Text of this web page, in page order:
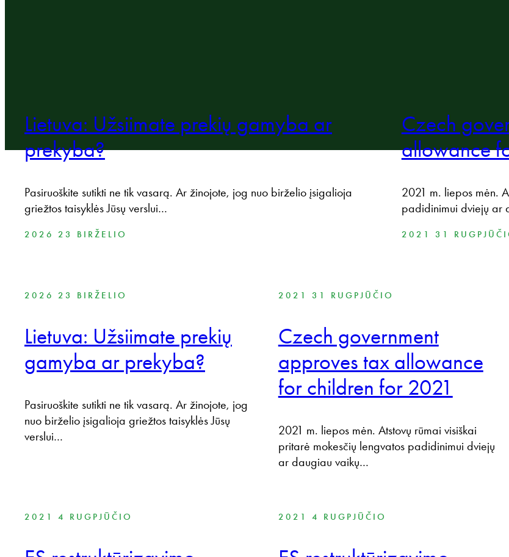
Lietuva: Užsiimate prekių gamyba ar
prekyba?
Pasiruoškite sutikti ne tik vasarą. Ar žinojote, jog nuo birželio įsigalioja
griežtos taisyklės Jūsų verslui…
2026 23 BIRŽELIO
Czech
allowance
2021 m. liepos mėn.
padidinimui dviejų ar
2021 31
2026 23 BIRŽELIO
Lietuva: Užsiimate prekių
gamyba ar prekyba?
Pasiruoškite sutikti ne tik vasarą. Ar žinojote, jog
nuo birželio įsigalioja griežtos taisyklės Jūsų
verslui…
2021 31 RUGPJŪČIO
Czech government
approves tax allowance
for children for 2021
2021 m. liepos mėn. Atstovų rūmai visiškai
pritarė mokesčių lengvatos padidinimui dviejų
ar daugiau vaikų…
2021 4 RUGPJŪČIO 2021 4 RUGPJŪČIO